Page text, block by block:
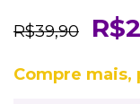
R$39,90
Compre mais,